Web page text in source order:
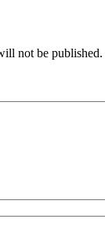
not be published.